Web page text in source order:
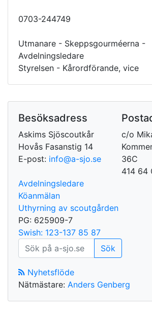
0703-244749
Utmanare - Skeppsgourméerna -
Avdelningsledare
Styrelsen - Kårordförande, vice
Besöksadress
Askims Sjöscoutkår
Hovås Fasanstig 14
E-post: info@a-sjo.se
c/o
36C
414 64
Avdelningsledare
Köanmälan
Uthyrning av scoutgården
PG: 625909-7
Swish: 123-137 85 87
Nyhetsflöde
Nätmästare: Anders Genberg